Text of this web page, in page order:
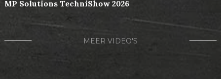
MP Solutions TechniShow 2026
MEER VIDEO'S